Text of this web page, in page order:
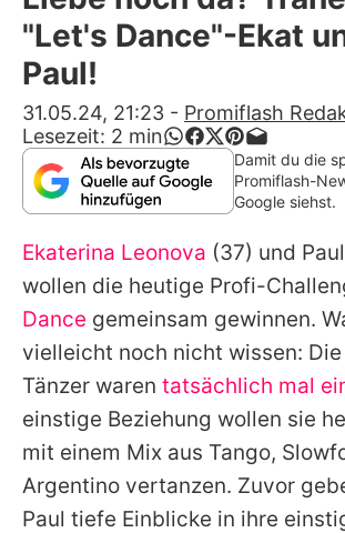
Alle Themen auf
App runterladen
Team
Redaktionelle
Impressum
Utiq verwalten
"Let's Dance"-Ekat
Paul!
31.05.24, 21:23 - Promiflash
Lesezeit: 2 min
Damit du die
Promiflash-
Google siehst.
Ekaterina Leonova (37) und
wollen die heutige Profi-
Dance gemeinsam gewinnen.
vielleicht noch nicht wissen:
Tänzer waren tatsächlich mal
einstige Beziehung wollen sie
mit einem Mix aus Tango,
Argentino vertanzen. Zuvor
Paul tiefe Einblicke in ihre